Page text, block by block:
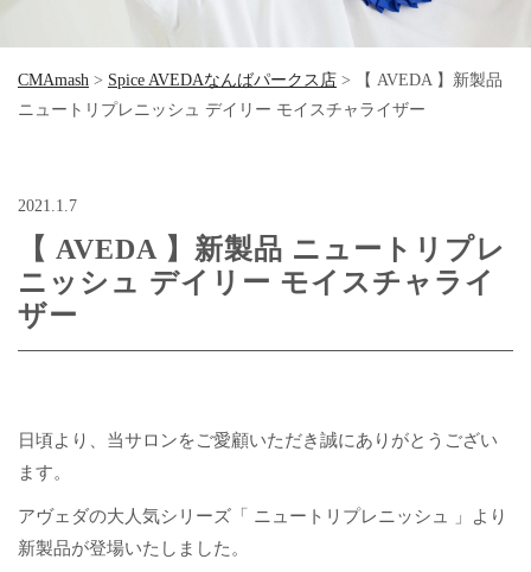
CMAmash > Spice AVEDAなんばパークス店 >
【 AVEDA 】新製品
ニュートリプレニッシュ デイリー モイスチャライザー
2021.1.7
【 AVEDA 】新製品 ニュートリプレ
ニッシュ デイリー モイスチャライ
ザー
日頃より、当サロンをご愛顧いただき誠にありがとうござい
ます。
アヴェダの大人気シリーズ「 ニュートリプレニッシュ 」より
新製品が登場いたしました。